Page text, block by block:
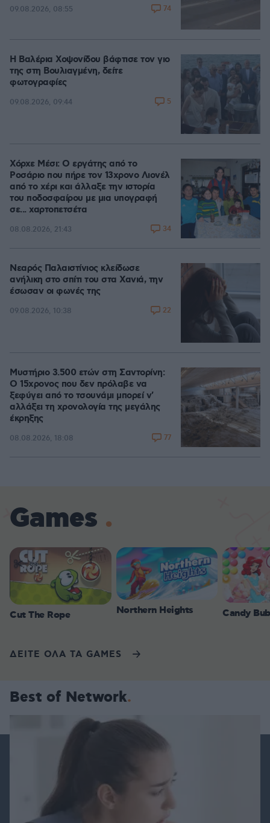
09.08.2026, 08:55 74
Η Βαλέρια Χοψονίδου βάφτισε τον γιο
της στη Βουλιαγμένη, δείτε
φωτογραφίες
09.08.2026, 09:44 5
Χόρχε Μέσι: Ο εργάτης από το
Ροσάριο που πήρε τον 13χρονο Λιονέλ
από το χέρι και άλλαξε την ιστορία
του ποδοσφαίρου με μια υπογραφή
σε... χαρτοπετσέτα
08.08.2026, 21:43 34
Νεαρός Παλαιστίνιος κλείδωσε
ανήλικη στο σπίτι του στα Χανιά, την
έσωσαν οι φωνές της
09.08.2026, 10:38 22
Μυστήριο 3.500 ετών στη Σαντορίνη:
Ο 15χρονος που δεν πρόλαβε να
ξεφύγει από το τσουνάμι μπορεί ν'
αλλάξει τη χρονολογία της μεγάλης
έκρηξης
08.08.2026, 18:08 77
Games
Cut The Rope Northern Heights Candy
ΔΕΙΤΕ ΟΛΑ ΤΑ GAMES
Best of Network